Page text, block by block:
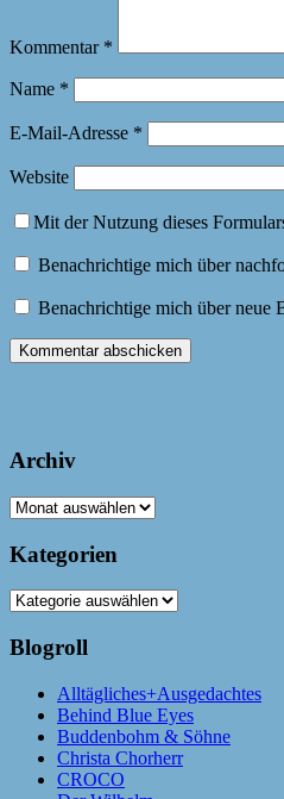
Kommentar *
Name *
E-Mail-Adresse *
Website
Mit der Nutzung dieses
Benachrichtige mich über
Benachrichtige mich über neue
Archiv
Archiv
Kategorien
Kategorien
Blogroll
Alltägliches+Ausgedachtes
Behind Blue Eyes
Buddenbohm & Söhne
Christa Chorherr
CROCO